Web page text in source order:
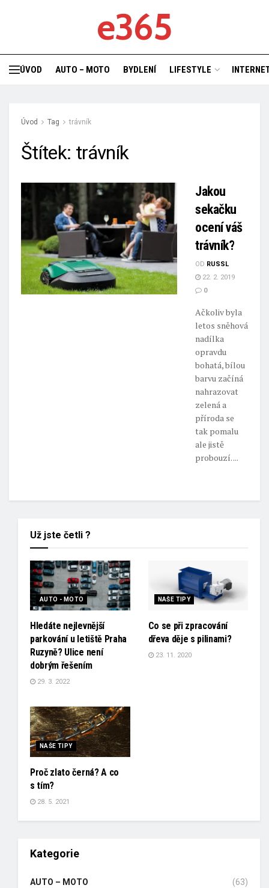
e365
ÚVOD AUTO – MOTO BYDLENÍ LIFESTYLE
Úvod Tag trávník
Štítek: trávník
Jakou
sekačku
ocení váš
trávník?
OD RUSSL
22. 2. 2019
0
Ačkoliv byla
letos sněhová
nadílka
opravdu
bohatá, bílou
barvu začíná
nahrazovat
zelená a
příroda se
tak pomalu
ale jistě
probouzí. ...
Už jste četli ?
AUTO - MOTO
Hledáte nejlevnější
parkování u letiště Praha
Ruzyně? Ulice není
dobrým řešením
29. 3. 2022
NAŠE TIPY
Co se při zpracování
dřeva děje s pilinami?
23. 11. 2020
NAŠE TIPY
Proč zlato černá? A co
s tím?
28. 5. 2021
Kategorie
AUTO – MOTO (63)